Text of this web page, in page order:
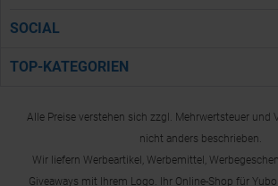
SOCIAL
TOP-KATEGORIEN
Alle Preise verstehen sich zzgl. Mehrwertsteuer und
nicht anders beschrieben.
Wir liefern Werbeartikel, Werbemittel,
Giveaways mit Ihrem Logo. Ihr Online-Shop für